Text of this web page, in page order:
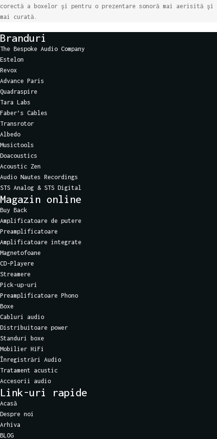
corectă a boxelor și pentru o prezentare sonoră mai aerisită și
mai curată.
Branduri
The Bespoke Audio Company
Estelon
Revox
Advance Paris
Quadraspire
Tara Labs
Faber’s Cables
Transrotor
Albedo
Musictools
Doacoustics
Acoustic Zen
Audio Nautes Recordings
STS Analog & STS Digital
Magazin online
Buy Back
Amplificatoare de putere
Preamplificatoare
Amplificatoare integrate
Magnetofoane
CD-Playere
Streamere
Pick-up-uri
Preamplificatoare Phono
Boxe
Cabluri audio
Distribuitoare power
Standuri boxe
Mobilier HiFi
Înregistrări Audio
Tratament acustic
Accesorii audio
Link-uri rapide
Acasă
Despre noi
Arhiva
BLOG